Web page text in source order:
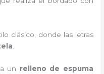
clásico, donde las letras
un relleno de espuma